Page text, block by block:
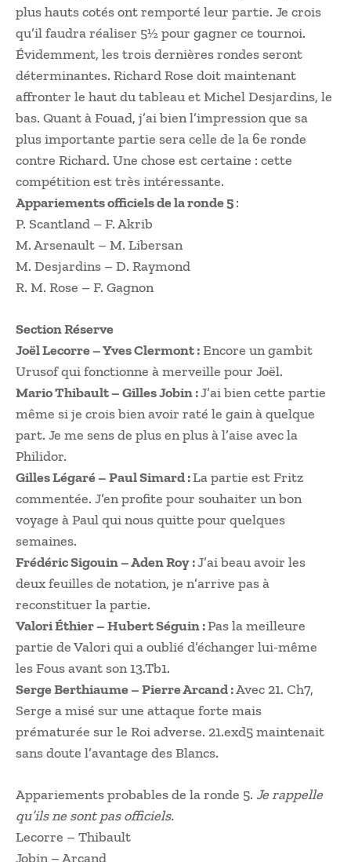
plus hauts cotés ont remporté leur partie. Je crois
qu’il faudra réaliser 5½ pour gagner ce tournoi.
Évidemment, les trois dernières rondes seront
déterminantes. Richard Rose doit maintenant
affronter le haut du tableau et Michel Desjardins, le
bas. Quant à Fouad, j’ai bien l’impression que sa
plus importante partie sera celle de la 6e ronde
contre Richard. Une chose est certaine : cette
compétition est très intéressante.
Appariements officiels de la ronde 5:
P. Scantland – F. Akrib
M. Arsenault – M. Libersan
M. Desjardins – D. Raymond
R. M. Rose – F. Gagnon
Section Réserve
Joël Lecorre – Yves Clermont :Encore un gambit
Urusof qui fonctionne à merveille pour Joël.
Mario Thibault – Gilles Jobin :J’ai bien cette partie
même si je crois bien avoir raté le gain à quelque
part. Je me sens de plus en plus à l’aise avec la
Philidor.
Gilles Légaré – Paul Simard :La partie est Fritz
commentée. J’en profite pour souhaiter un bon
voyage à Paul qui nous quitte pour quelques
semaines.
Frédéric Sigouin – Aden Roy :J’ai beau avoir les
deux feuilles de notation, je n’arrive pas à
reconstituer la partie.
Valori Éthier – Hubert Séguin :Pas la meilleure
partie de Valori qui a oublié d’échanger lui-même
les Fous avant son 13.Tb1.
Serge Berthiaume – Pierre Arcand :Avec 21. Ch7,
Serge a misé sur une attaque forte mais
prématurée sur le Roi adverse. 21.exd5 maintenait
sans doute l’avantage des Blancs.
Appariements probables de la ronde 5. Je rappelle
qu’ils ne sont pas officiels.
Lecorre – Thibault
Jobin – Arcand